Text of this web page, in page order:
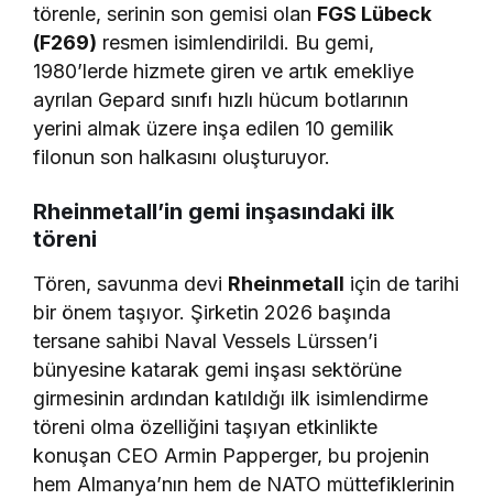
törenle, serinin son gemisi olan FGS Lübeck
(F269) resmen isimlendirildi. Bu gemi,
1980’lerde hizmete giren ve artık emekliye
ayrılan Gepard sınıfı hızlı hücum botlarının
yerini almak üzere inşa edilen 10 gemilik
filonun son halkasını oluşturuyor.
Rheinmetall’in gemi inşasındaki ilk
töreni
Tören, savunma devi Rheinmetall için de tarihi
bir önem taşıyor. Şirketin 2026 başında
tersane sahibi Naval Vessels Lürssen’i
bünyesine katarak gemi inşası sektörüne
girmesinin ardından katıldığı ilk isimlendirme
töreni olma özelliğini taşıyan etkinlikte
konuşan CEO Armin Papperger, bu projenin
hem Almanya’nın hem de NATO müttefiklerinin